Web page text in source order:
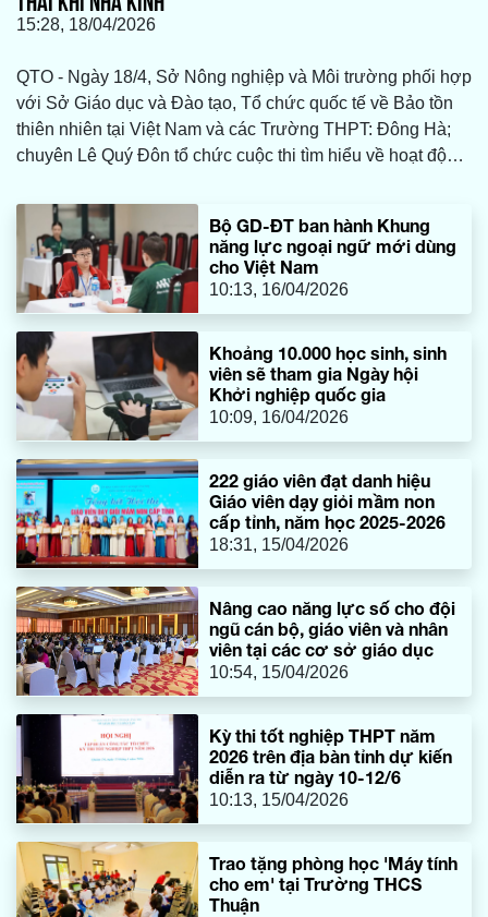
15:28, 18/04/2026
QTO - Ngày 18/4, Sở Nông nghiệp và Môi trường phối hợp
với Sở Giáo dục và Đào tạo, Tổ chức quốc tế về Bảo tồn
thiên nhiên tại Việt Nam và các Trường THPT: Đông Hà;
chuyên Lê Quý Đôn tổ chức cuộc thi tìm hiểu về hoạt động
và bảo vệ tầng ô-dôn.
Bộ GD-ĐT ban hành Khung
năng lực ngoại ngữ mới dùng
cho Việt Nam
10:13, 16/04/2026
Khoảng 10.000 học sinh, sinh
viên sẽ tham gia Ngày hội
Khởi nghiệp quốc gia
10:09, 16/04/2026
222 giáo viên đạt danh hiệu
Giáo viên dạy giỏi mầm non
cấp tỉnh, năm học 2025-2026
18:31, 15/04/2026
Nâng cao năng lực số cho đội
ngũ cán bộ, giáo viên và nhân
viên tại các cơ sở giáo dục
10:54, 15/04/2026
Kỳ thi tốt nghiệp THPT năm
2026 trên địa bàn tỉnh dự kiến
diễn ra từ ngày 10-12/6
10:13, 15/04/2026
Trao tặng phòng học 'Máy tính
cho em' tại Trường THCS
Thuận